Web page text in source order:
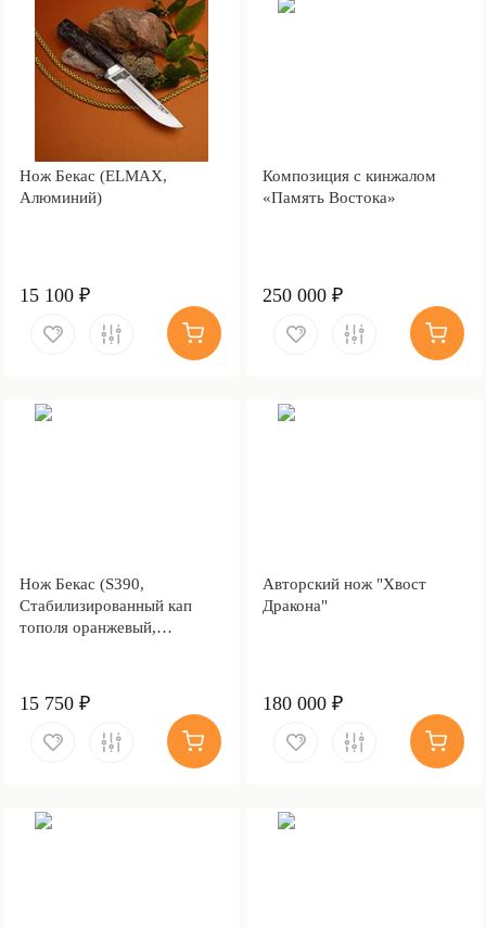
Нож Бекас (ELMAX,
Алюминий)
15 100 ₽
Композиция с кинжалом
«Память Востока»
250 000 ₽
Нож Бекас (S390,
Стабилизированный кап
тополя оранжевый,
15 750 ₽
Авторский нож "Хвост
Дракона"
180 000 ₽